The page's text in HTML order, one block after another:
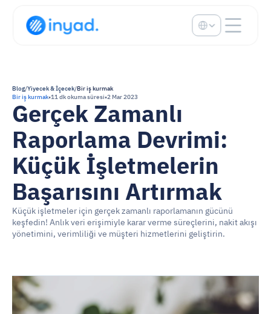
Blog/Yiyecek & İçecek/Bir iş kurmak
Bir iş kurmak•11 dk okuma süresi•2 Mar 2023
Gerçek Zamanlı
Raporlama Devrimi:
Küçük İşletmelerin
Başarısını Artırmak
Küçük işletmeler için gerçek zamanlı raporlamanın gücünü
keşfedin! Anlık veri erişimiyle karar verme süreçlerini, nakit akışı
yönetimini, verimliliği ve müşteri hizmetlerini geliştirin.
Select Language